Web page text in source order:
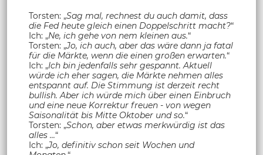
Torsten: „Sag mal, rechnest du auch damit, dass
die Fed heute gleich einen Doppelschritt macht?“
Ich: „Ne, ich gehe von nem kleinen aus.“
Torsten: „Jo, ich auch, aber das wäre dann ja fatal
für die Märkte, wenn die einen großen erwarten.“
Ich: „Ich bin jedenfalls sehr gespannt. Aktuell
würde ich eher sagen, die Märkte nehmen alles
entspannt auf. Die Stimmung ist derzeit recht
bullish. Aber ich würde mich über einen Einbruch
und eine neue Korrektur freuen - von wegen
Saisonalität bis Mitte Oktober und so.“
Torsten: „Schon, aber etwas merkwürdig ist das
alles ...“
Ich: „Jo, definitiv schon seit Wochen und